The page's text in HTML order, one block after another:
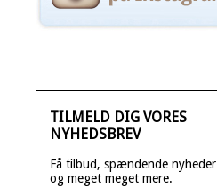
TILMELD DIG VORES
NYHEDSBREV
Få tilbud, spændende nyheder
og meget meget mere.